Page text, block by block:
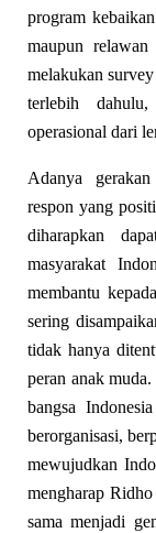
program
maupun
melakukan
terlebih
operasional dari
Adanya
respon yang
diharapkan
masyarakat
membantu
sering
tidak hanya
peran anak
bangsa
berorganisasi,
mewujudkan
mengharap
sama menjadi